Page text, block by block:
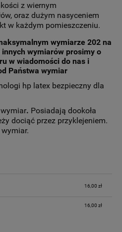
z wiernym
oraz dużym nasyceniem
w każdym pomieszczeniu.
wymiarze 202 na
innych wymiarów prosimy o
w wiadomości do nas i
Państwa wymiar
hp latex bezpieczny dla
. Posiadają dookoła
dociąć przez przyklejeniem.
kosztów płatności
16,00 zł
16,00 zł